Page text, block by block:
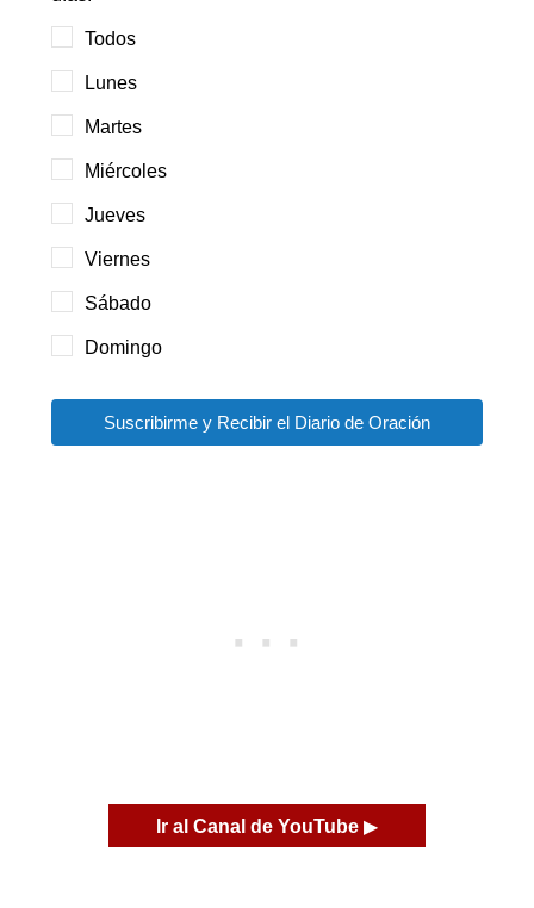
Todos
Lunes
Martes
Miércoles
Jueves
Viernes
Sábado
Domingo
Suscribirme y Recibir el Diario de Oración
Ir al Canal de YouTube ▶